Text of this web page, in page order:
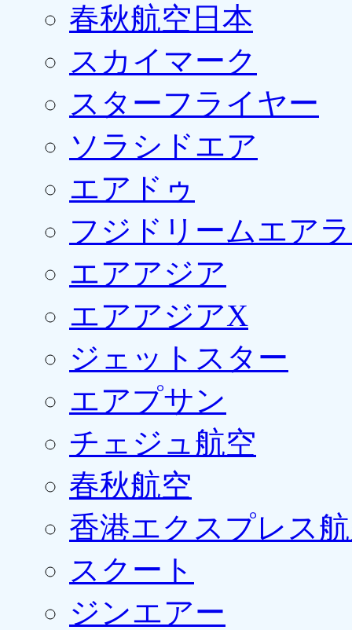
春秋航空日本
スカイマーク
スターフライヤー
ソラシドエア
エアドゥ
フジドリームエア
エアアジア
エアアジアX
ジェットスター
エアプサン
チェジュ航空
春秋航空
香港エクスプレス
スクート
ジンエアー